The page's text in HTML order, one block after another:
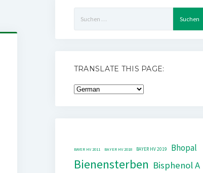
nach:
TRANSLATE THIS PAGE:
BAYER HV 2011 BAYER HV 2018 BAYER HV 2019 Bhopal
Bienensterben Bisphenol A